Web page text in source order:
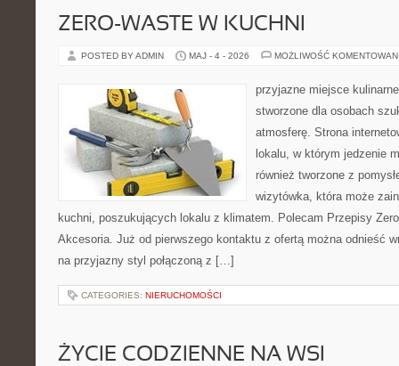
ZERO-WASTE W KUCHNI
POSTED BY ADMIN MAJ - 4 - 2026 MOŻLIWOŚĆ
przyjazne miejsce
stworzone dla osobach
atmosferę. Strona
lokalu, w którym jedzenie
również tworzone z
wizytówka, która może
kuchni, poszukujących lokalu z klimatem. Polecam Przepisy
Akcesoria. Już od pierwszego kontaktu z ofertą można odnieść
na przyjazny styl połączoną z […]
CATEGORIES: NIERUCHOMOŚCI
ŻYCIE CODZIENNE NA WSI